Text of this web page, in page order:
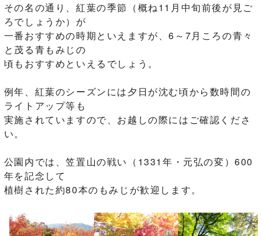
その名の通り、紅葉の季節（概ね11月中旬前後が見ご
ろでしょうか）が
一番おすすめの時期といえますが、6～7月ころの青々
と茂る青もみじの
頃もおすすめといえるでしょう。
例年、紅葉のシーズンには夕日が沈む頃から数時間の
ライトアップ等も
実施されていますので、お越しの際にはご確認くださ
い。
公園内では、笠置山の戦い（1331年・元弘の変）600
年を記念して
植樹された約80本のもみじが歓迎します。